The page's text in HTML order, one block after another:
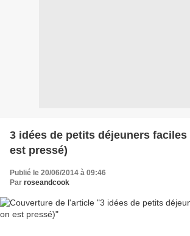
3 idées de petits déjeuners faciles
est pressé)
Publié le 20/06/2014 à 09:46
Par roseandcook